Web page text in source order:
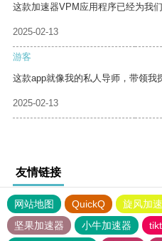
这款加速器VPM应用程序已经为我
2025-02-13
游客
这款app就像我的私人导师，带领我
2025-02-13
友情链接
网站地图 QuickQ 旋风加
坚果加速器
小牛加速器